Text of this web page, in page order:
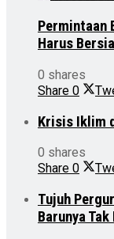
Permintaan
Harus
0 shares
Share 0
Krisis Iklim
0 shares
Share 0
Tujuh
Barunya